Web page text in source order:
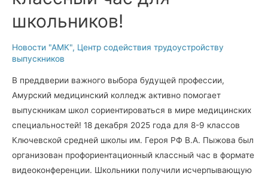
школьников!
Новости "АМК", Центр содействия трудоустройству
выпускников
В преддверии важного выбора будущей профессии,
Амурский медицинский колледж активно помогает
выпускникам школ сориентироваться в мире медицинских
специальностей! 18 декабря 2025 года для 8-9 классов
Ключевской средней школы им. Героя РФ В.А. Пыжова был
организован профориентационный классный час в формате
видеоконференции. Школьники получили исчерпывающую